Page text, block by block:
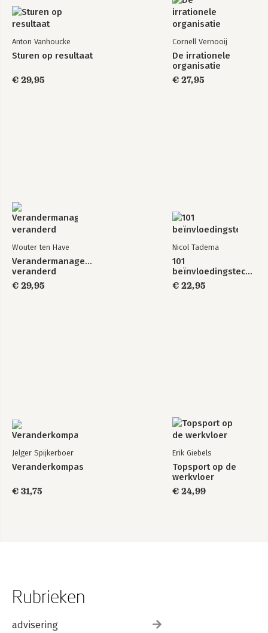
Afsluiting
Over de auteurs
Alle 50 tinten nee op een rijtje
Lege stakeholder map
Anton Vanhoucke
Sturen op resultaat
€ 29,95
Cornell Vernooij
De irrationele
organisatie
€ 27,95
Wouter ten Have
Verandermanagement
veranderd
€ 29,95
Nicol Tadema
101
beïnvloedingstechnieken
€ 22,95
Jelger Spijkerboer
Veranderkompas
€ 31,75
Erik Giebels
Topsport op de
werkvloer
€ 24,99
Rubrieken
advisering